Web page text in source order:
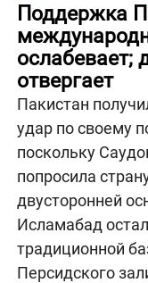
Поддержка
ослабевает;
отвергает
Пакистан
удар по своему
поскольку
попросила
двусторонней
Исламабад
традиционной
Персидского